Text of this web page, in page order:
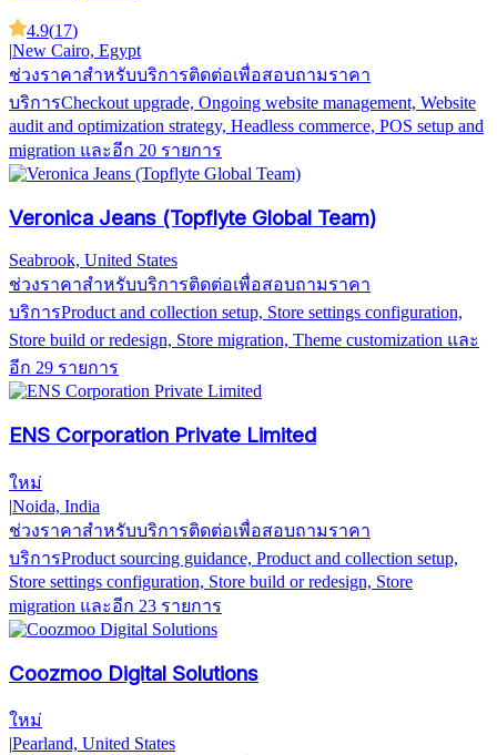
4.9(17)
|New Cairo, Egypt
ช่วงราคาสำหรับบริการติดต่อเพื่อสอบถามราคา
บริการCheckout upgrade, Ongoing website management, Website
audit and optimization strategy, Headless commerce, POS setup and
migration และอีก 20 รายการ
Veronica Jeans (Topflyte Global Team)
Seabrook, United States
ช่วงราคาสำหรับบริการติดต่อเพื่อสอบถามราคา
บริการProduct and collection setup, Store settings configuration,
Store build or redesign, Store migration, Theme customization และ
อีก 29 รายการ
ENS Corporation Private Limited
ใหม่
|Noida, India
ช่วงราคาสำหรับบริการติดต่อเพื่อสอบถามราคา
บริการProduct sourcing guidance, Product and collection setup,
Store settings configuration, Store build or redesign, Store
migration และอีก 23 รายการ
Coozmoo Digital Solutions
ใหม่
|Pearland, United States